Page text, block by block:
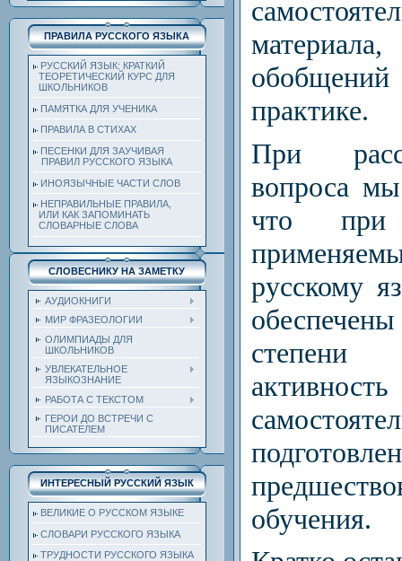
ПРАВИЛА РУССКОГО ЯЗЫКА
РУССКИЙ ЯЗЫК: КРАТКИЙ
ТЕОРЕТИЧЕСКИЙ КУРС ДЛЯ
ШКОЛЬНИКОВ
ПАМЯТКА ДЛЯ УЧЕНИКА
ПРАВИЛА В СТИХАХ
ПЕСЕНКИ ДЛЯ ЗАУЧИВАЯ
ПРАВИЛ РУССКОГО ЯЗЫКА
ИНОЯЗЫЧНЫЕ ЧАСТИ СЛОВ
НЕПРАВИЛЬНЫЕ ПРАВИЛА,
ИЛИ КАК ЗАПОМИНАТЬ
СЛОВАРНЫЕ СЛОВА
СЛОВЕСНИКУ НА ЗАМЕТКУ
АУДИОКНИГИ
МИР ФРАЗЕОЛОГИИ
ОЛИМПИАДЫ ДЛЯ
ШКОЛЬНИКОВ
УВЛЕКАТЕЛЬНОЕ
ЯЗЫКОЗНАНИЕ
РАБОТА С ТЕКСТОМ
ГЕРОИ ДО ВСТРЕЧИ С
ПИСАТЕЛЕМ
ИНТЕРЕСНЫЙ РУССКИЙ ЯЗЫК
ВЕЛИКИЕ О РУССКОМ ЯЗЫКЕ
СЛОВАРИ РУССКОГО ЯЗЫКА
ТРУДНОСТИ РУССКОГО ЯЗЫКА
практике.
При
вопроса
что при
русскому
степени
обучения.